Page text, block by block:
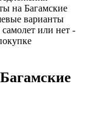
на Багамские
варианты
или нет -